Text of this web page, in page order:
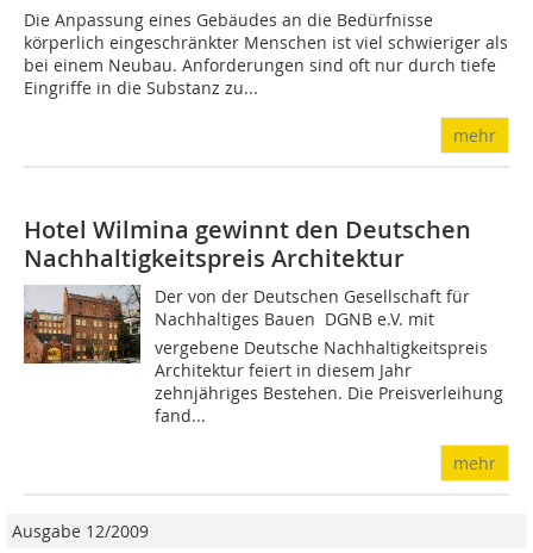
Die Anpassung eines Gebäudes an die Bedürfnisse
körperlich eingeschränkter Menschen ist viel schwieriger als
bei einem Neubau. Anforderun­gen sind oft nur durch tiefe
Eingriffe in die Substanz zu...
mehr
Hotel Wilmina gewinnt den Deutschen
Nachhaltigkeitspreis Architektur
Der von der Deutschen Gesellschaft für
Nachhaltiges Bauen  DGNB e.V. mit
vergebene Deutsche Nachhaltigkeitspreis
Architektur feiert in diesem Jahr
zehnjähriges Bestehen. Die Preisverleihung
fand...
mehr
Ausgabe 12/2009